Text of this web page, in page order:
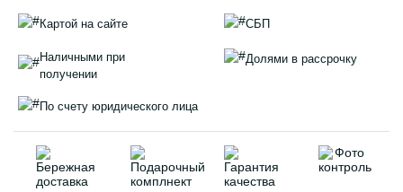
Картой на сайте СБП
Наличными при
получении
Долями в рассрочку
По счету юридического лица